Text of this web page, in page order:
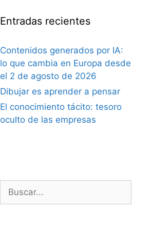
Entradas recientes
Contenidos generados por IA:
lo que cambia en Europa desde
el 2 de agosto de 2026
Dibujar es aprender a pensar
El conocimiento tácito: tesoro
oculto de las empresas